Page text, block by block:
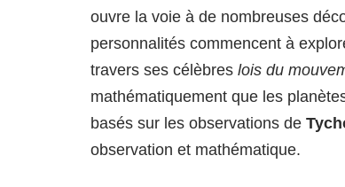
ouvre la voie à de nombreuses
personnalités commencent à
travers ses célèbres lois du
mathématiquement que les
basés sur les observations de
observation et mathématique.